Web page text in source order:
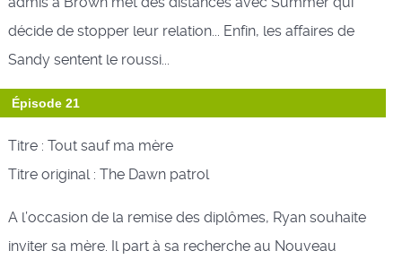
décide de stopper leur relation... Enfin, les affaires de
Sandy sentent le roussi...
Épisode 21
Titre : Tout sauf ma mère
Titre original : The Dawn patrol
A l’occasion de la remise des diplômes, Ryan souhaite
inviter sa mère. Il part à sa recherche au Nouveau